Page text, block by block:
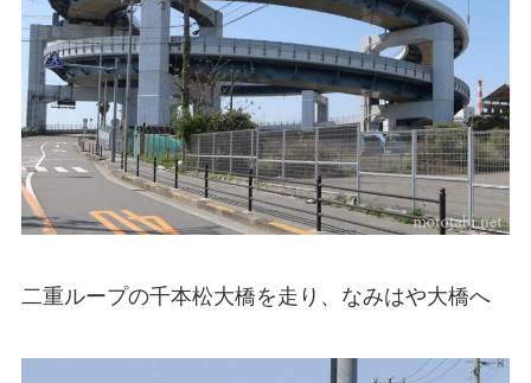
二重ループの千本松大橋を走り、なみはや大橋へ